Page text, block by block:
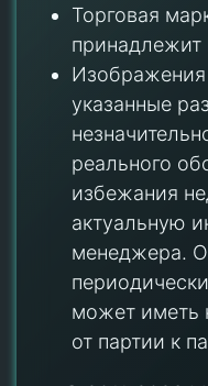
Торговая
указанные
реального
избежания
актуальную
менеджера.
может иметь
от партии к